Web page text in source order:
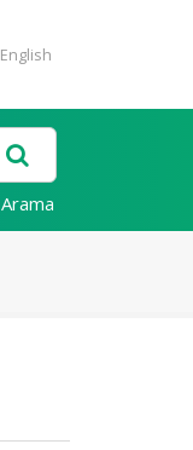
English